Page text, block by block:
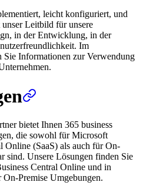
leicht konfiguriert, und
Leitbild für unsere
in der Entwicklung, in der
Im
Informationen zur Verwendung
bietet Ihnen 365 business
die sowohl für Microsoft
Online (SaaS) als auch für On-
sind. Unsere Lösungen finden Sie
Central Online und in
On-Premise Umgebungen.